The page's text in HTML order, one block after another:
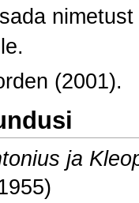
(2001).
ja